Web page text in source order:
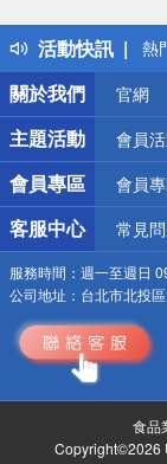
活動快訊
得
熱
銀
偏
詐
關於我們
官網
主題活動 會員
會員專區 會員
客服中心 常見
服務時間： 週一至週日
公司地址： 台北市北投
食品
Copyright©2026